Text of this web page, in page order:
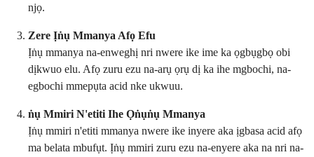
njọ.
Zere Ịṅụ Mmanya Afọ Efu
Ịṅụ mmanya na-enweghị nri nwere ike ime ka ọgbụgbọ obi
dịkwuo elu. Afọ zuru ezu na-arụ ọrụ dị ka ihe mgbochi, na-
egbochi mmepụta acid nke ukwuu.
ṅụ Mmiri N'etiti Ihe Ọṅụṅụ Mmanya
Ịṅụ mmiri n'etiti mmanya nwere ike inyere aka ịgbasa acid afọ
ma belata mbufụt. Ịṅụ mmiri zuru ezu na-enyere aka na nri na-